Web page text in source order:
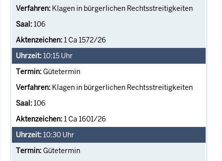
Klagen in bürgerlichen Rechtsstreitigkeiten
106
1 Ca 1572/26
10:15 Uhr
Gütetermin
Klagen in bürgerlichen Rechtsstreitigkeiten
106
1 Ca 1601/26
10:30 Uhr
Gütetermin